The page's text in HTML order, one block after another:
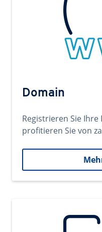
Domain
Registrieren Sie Ihre
profitieren Sie von